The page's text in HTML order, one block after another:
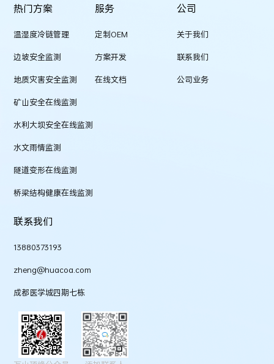
热门方案
温湿度冷链管理
边坡安全监测
地质灾害安全监测
矿山安全在线监测
水利大坝安全在线监测
水文雨情监测
隧道变形在线监测
桥梁结构健康在线监测
服务
定制OEM
方案开发
在线文档
公司
关于我们
联系我们
公司业务
联系我们
13880373193
zheng@huacoa.com
成都医学城四期七栋